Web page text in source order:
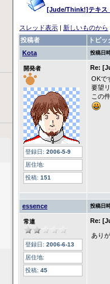
[Jude/Think!]テキス
スレッド表示 | 新しいものから
投稿者
トピッ
Kota
投稿日
開発者
登録日: 2006-5-9
居住地:
投稿: 151
Re:
OKで
要望
この
essence 投稿日
常連
登録日: 2006-6-13
居住地:
投稿: 45
Re:
あり